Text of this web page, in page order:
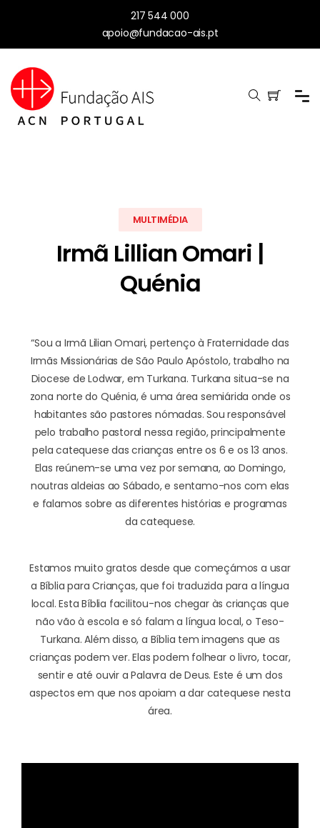
217 544 000
apoio@fundacao-ais.pt
MULTIMÉDIA
Irmã Lillian Omari |
Quénia
“Sou a Irmã Lilian Omari, pertenço à Fraternidade das
Irmãs Missionárias de São Paulo Apóstolo, trabalho na
Diocese de Lodwar, em Turkana. Turkana situa-se na
zona norte do Quénia, é uma área semiárida onde os
habitantes são pastores nómadas. Sou responsável
pelo trabalho pastoral nessa região, principalmente
pela catequese das crianças entre os 6 e os 13 anos.
Elas reúnem-se uma vez por semana, ao Domingo,
noutras aldeias ao Sábado, e sentamo-nos com elas
e falamos sobre as diferentes histórias e programas
da catequese.
Estamos muito gratos desde que começámos a usar
a Bíblia para Crianças, que foi traduzida para a língua
local. Esta Bíblia facilitou-nos chegar às crianças que
não vão à escola e só falam a língua local, o Teso-
Turkana. Além disso, a Bíblia tem imagens que as
crianças podem ver. Elas podem folhear o livro, tocar,
sentir e até ouvir a Palavra de Deus. Este é um dos
aspectos em que nos apoiam a dar catequese nesta
área.